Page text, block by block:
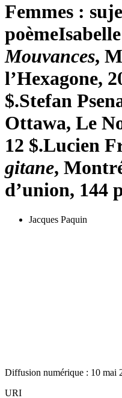
Femmes :
poème
Mouvances,
l’Hexagone,
$.Stefan
Ottawa, Le
12 $.Lucien
gitane,
d’union, 144
Jacques Paquin
Diffusion numérique : 10 mai
URI